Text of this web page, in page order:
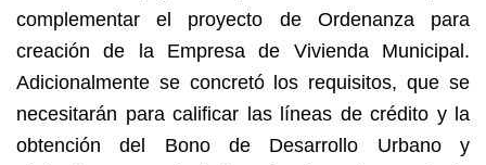
complementar el proyecto de Ordenanza para
creación de la Empresa de Vivienda Municipal.
Adicionalmente se concretó los requisitos, que se
necesitarán para calificar las líneas de crédito y la
obtención del Bono de Desarrollo Urbano y